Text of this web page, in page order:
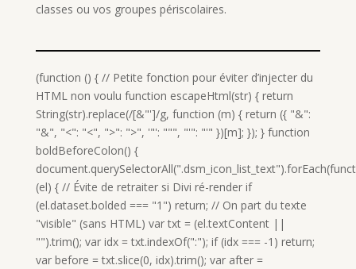
classes ou vos groupes périscolaires.
(function () { // Petite fonction pour éviter d’injecter du
HTML non voulu function escapeHtml(str) { return
String(str).replace(/[&"']/g, function (m) { return ({ "&":
"&", "<": "<", ">": ">", '"': """, "'": "'" })[m]; }); } function
boldBeforeColon() {
(el) { // Évite de retraiter si Divi ré-render if
(el.dataset.bolded === "1") return; // On part du texte
"visible" (sans HTML) var txt = (el.textContent ||
"").trim(); var idx = txt.indexOf(":"); if (idx === -1) return;
var before = txt.slice(0, idx).trim(); var after =